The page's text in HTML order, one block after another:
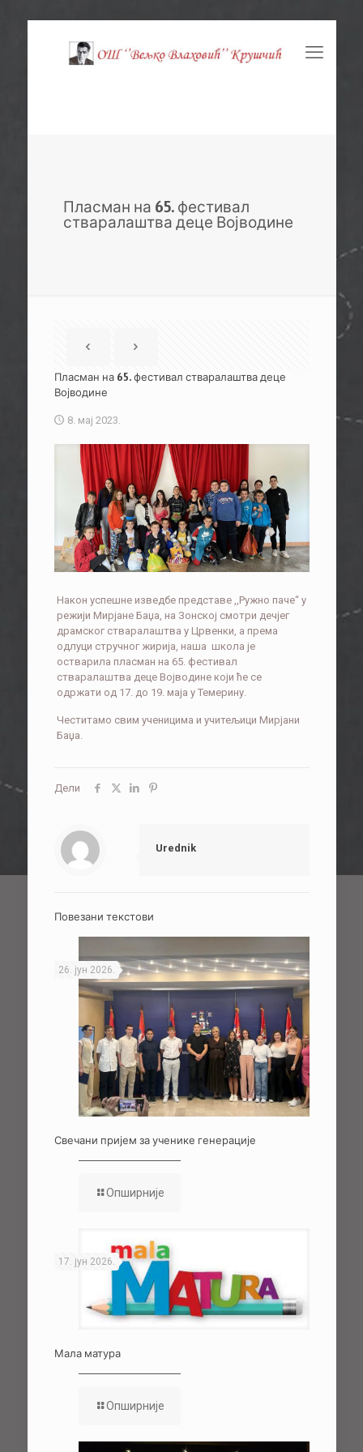
Пласман на 65. фестивал
стваралаштва деце Војводине
Пласман на 65. фестивал стваралаштва деце
Војводине
8. мај 2023.
Након успешне изведбе представе ,,Ружно паче“ у
режији Мирјане Баџа, на Зонској смотри дечјег
драмског стваралаштва у Црвенки, а према
одлуци стручног жирија, наша школа је
остварила пласман на 65. фестивал
стваралаштва деце Војводине који ће се
одржати од 17. до 19. маја у Темерину.
Честитамо свим ученицима и учитељици Мирјани
Баџа.
Дели
Urednik
Повезани текстови
26. јун 2026.
Свечани пријем за ученике генерације
Опширније
17. јун 2026.
Мала матура
Опширније